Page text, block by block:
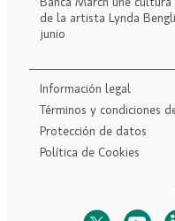
de la artista Lynda
junio
Información legal
Términos y condiciones
Protección de datos
Política de Cookies